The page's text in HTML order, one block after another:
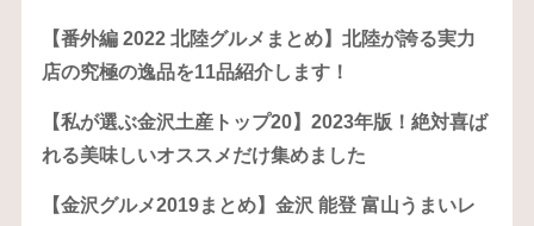
【番外編 2022 北陸グルメまとめ】北陸が誇る実力
店の究極の逸品を11品紹介します！
【私が選ぶ金沢土産トップ20】2023年版！絶対喜ば
れる美味しいオススメだけ集めました
【金沢グルメ2019まとめ】金沢 能登 富山うまいレ